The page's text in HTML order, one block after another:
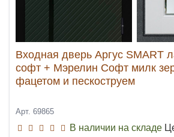
Входная дверь Аргус SMART
софт + Мэрелин Софт милк
фацетом и пескоструем
Арт. 69865
В наличии на складе